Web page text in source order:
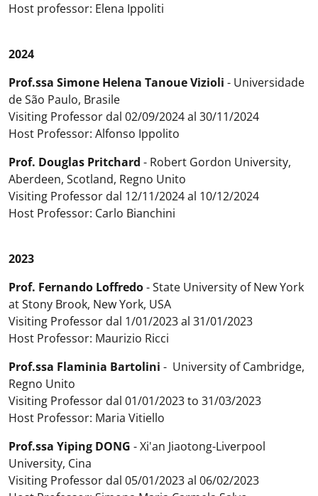
Host professor: Elena Ippoliti
2024
Prof.ssa Simone Helena Tanoue Vizioli - Universidade
de São Paulo, Brasile
Visiting Professor dal 02/09/2024 al 30/11/2024
Host Professor: Alfonso Ippolito
Prof. Douglas Pritchard - Robert Gordon University,
Aberdeen, Scotland, Regno Unito
Visiting Professor dal 12/11/2024 al 10/12/2024
Host Professor: Carlo Bianchini
2023
Prof. Fernando Loffredo- State University of New York
at Stony Brook, New York, USA
Visiting Professor dal 1/01/2023 al 31/01/2023
Host Professor: Maurizio Ricci
Prof.ssa Flaminia Bartolini - University of Cambridge,
Regno Unito
Visiting Professor dal 01/01/2023 to 31/03/2023
Host Professor: Maria Vitiello
Prof.ssa Yiping DONG - Xi'an Jiaotong-Liverpool
University, Cina
Visiting Professor dal 05/01/2023 al 06/02/2023